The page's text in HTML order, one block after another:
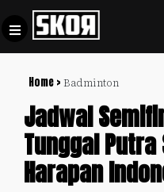
Home > Badminton
Jadwal
Tunggal
Harapan
Football +
Culture +
Policy
Pedoman
Pemberitaan
Media